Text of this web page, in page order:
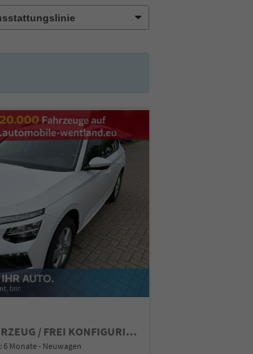
Extra BESTELLFAHRZEUG / FREI KONFIGURIERBAR
6 Monate Neuwagen